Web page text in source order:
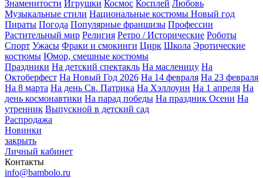
Знаменитости Игрушки Космос Косплей Любовь
Музыкальные стили Национальные костюмы Новый год
Пираты Погода Популярные франшизы Профессии
Растительный мир Религия Ретро / Исторические Роботы
Спорт Ужасы Фраки и смокинги Цирк Школа Эротические
костюмы Юмор, смешные костюмы
Праздники На детский спектакль На масленицу На
Октоберфест На Новый Год 2026 На 14 февраля На 23 февраля
На 8 марта На день Св. Патрика На Хэллоуин На 1 апреля На
день космонавтики На парад победы На праздник Осени На
утренник Выпускной в детский сад
Распродажа
Новинки
закрыть
Личный кабинет
Контакты
info@bambolo.ru